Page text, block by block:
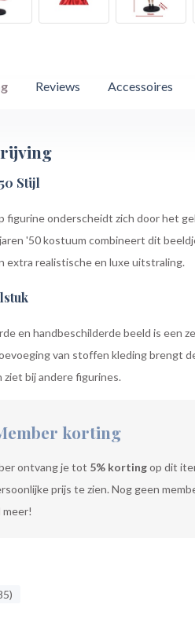
Reviews Accessoires
Stijl
figurine onderscheidt zich door het
'50 kostuum combineert dit
extra realistische en luxe uitstraling.
en handbeschilderde beeld is een
van stoffen kleding brengt
ziet bij andere figurines.
korting
ontvang je tot 5% kortingop dit
prijs te zien. Nog geen
meer!